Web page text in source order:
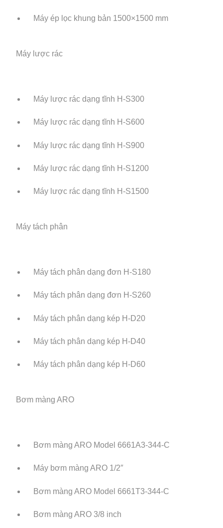
Máy ép lọc khung bản 1500×1500 mm
Máy lược rác
Máy lược rác dạng tĩnh H-S300
Máy lược rác dạng tĩnh H-S600
Máy lược rác dạng tĩnh H-S900
Máy lược rác dạng tĩnh H-S1200
Máy lược rác dạng tĩnh H-S1500
Máy tách phân
Máy tách phân dạng đơn H-S180
Máy tách phân dạng đơn H-S260
Máy tách phân dạng kép H-D20
Máy tách phân dạng kép H-D40
Máy tách phân dạng kép H-D60
Bơm màng ARO
Bơm màng ARO Model 6661A3-344-C
Máy bơm màng ARO 1/2″
Bơm màng ARO Model 6661T3-344-C
Bơm màng ARO 3/8 inch